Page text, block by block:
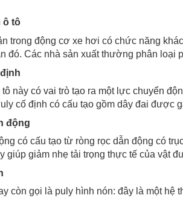
ô tô
trong động cơ xe hơi có chức năng
đó. Các nhà sản xuất thường phân loại
tô này có vai trò tạo ra một lực chuyển
cố định có cấu tạo gồm dây đai được
động
có cấu tạo từ ròng rọc dẫn động có
giúp giảm nhẹ tải trọng thực tế của vật
còn gọi là puly hình nón: đây là một hệ